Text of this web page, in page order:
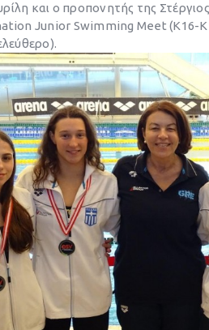
και ο προπονητής της
Junior Swimming Meet (Κ16-